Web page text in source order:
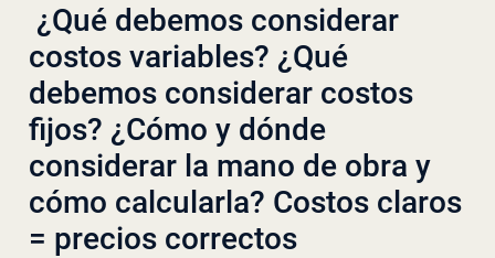
¿Qué debemos considerar
costos variables? ¿Qué
debemos considerar costos
fijos? ¿Cómo y dónde
considerar la mano de obra y
cómo calcularla? Costos claros
= precios correctos